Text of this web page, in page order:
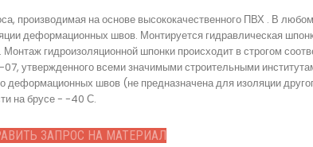
производимая на основе высококачественного ПВХ . В
деформационных швов. Монтируется гидравлическая
гидроизоляционной шпонки происходит в строгом
утвержденного всеми значимыми строительными
деформационных швов (не предназначена для изоляции
на брусе - -40 С.
ЗАПРОС НА МАТЕРИАЛ